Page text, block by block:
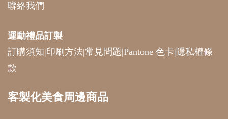
聯絡我們
運動禮品訂製
訂購須知|印刷方法|常見問題|Pantone 色卡| 隱私權條
款
客製化美食周邊商品